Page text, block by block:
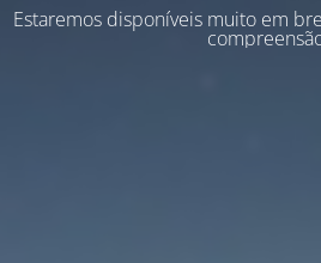
Estaremos disponíveis muito em